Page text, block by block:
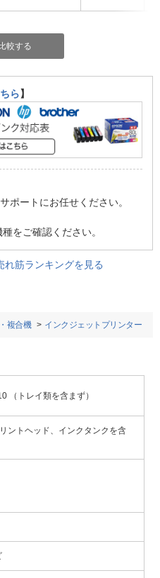
較する
ら】
ポートにお任せください。
をご確認ください。
筋ランキングを見る
複合機 インクジェットプリンター
（トレイ類を含まず）
ントヘッド、インクタンクを含